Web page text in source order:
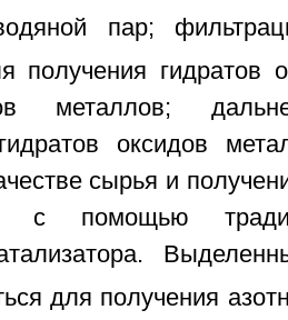
пар;
получения гидратов
металлов;
оксидов
сырья и
с помощью
для получения